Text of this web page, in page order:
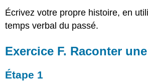
Écrivez votre propre histoire, en
temps verbal du passé.
Exercice F. Raconter
Étape 1